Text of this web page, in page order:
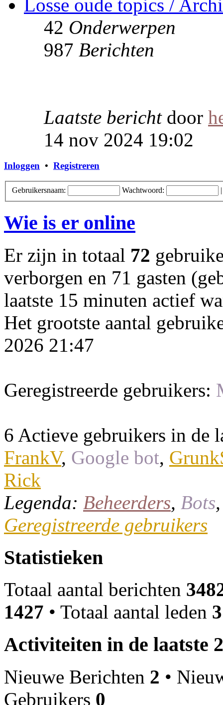
Losse oude topics /
42 Onderwerpen
987 Berichten
Laatste berichtdoor
14 nov 2024 19:02
Inloggen • Registreren
Gebruikersnaam: Wachtwoord:
Wie is er online
Er zijn in totaal 72
verborgen en 71 gasten
laatste 15 minuten actief
Het grootste aantal
2026 21:47
Geregistreerde gebruikers:
6 Actieve gebruikers in de
FrankV, Google bot,
Rick
Legenda: Beheerders, Bots
Geregistreerde gebruikers
Statistieken
Totaal aantal berichten
1427 • Totaal aantal leden
Activiteiten in de laatste
Nieuwe Berichten 2 •
Gebruikers 0